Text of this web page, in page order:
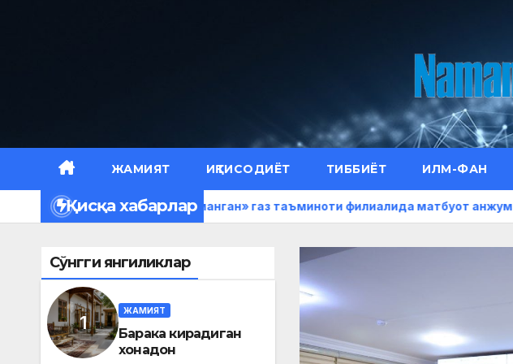
ЖАМИЯТ ИҚТИСОДИЁТ ТИББИЁТ ИЛМ-ФАН
Қисқа хабарлар
«Ҳудудгаз Наманган» газ таъминоти филиалида матбуот анжумани ўтказилди
Сўнгги янгиликлар
ЖАМИЯТ
Барака кирадиган
хонадон